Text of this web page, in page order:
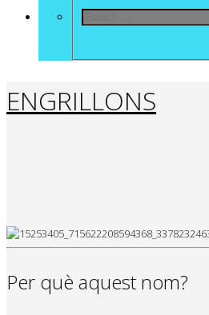
ENGRILLONS
Per què aquest nom?